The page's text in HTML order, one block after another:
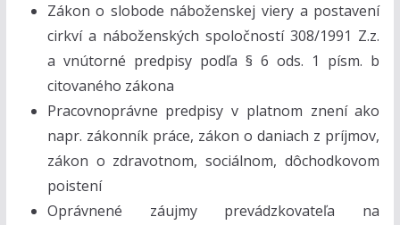
Zákon o slobode náboženskej viery a postavení
cirkví a náboženských spoločností 308/1991 Z.z.
a vnútorné predpisy podľa § 6 ods. 1 písm. b
citovaného zákona
Pracovnoprávne predpisy v platnom znení ako
napr. zákonník práce, zákon o daniach z príjmov,
zákon o zdravotnom, sociálnom, dôchodkovom
poistení
Oprávnené záujmy prevádzkovateľa na